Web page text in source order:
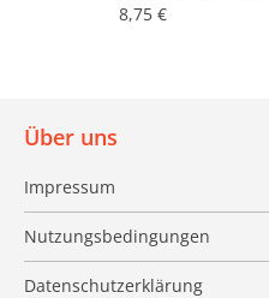
8,75 €
Über uns
Impressum
Nutzungsbedingungen
Datenschutzerklärung